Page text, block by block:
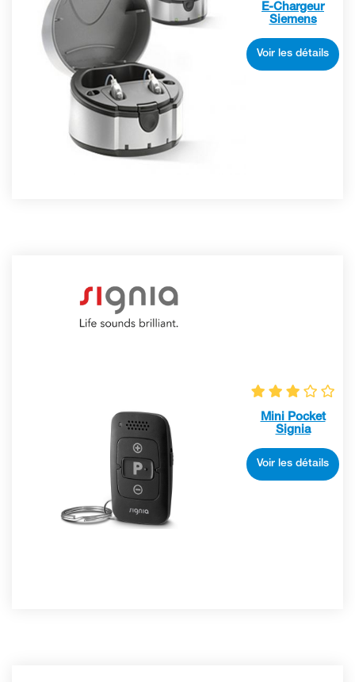
E-Chargeur
Siemens
Voir les détails
Mini Pocket
Signia
Voir les détails